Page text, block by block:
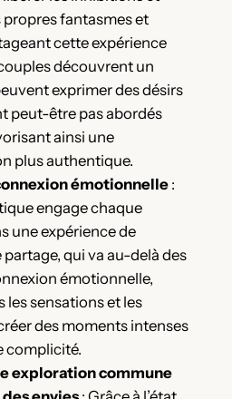
propres fantasmes et
cette expérience
découvrent un
exprimer des désirs
peut-être pas abordés
ainsi une
plus authentique.
émotionnelle:
engage chaque
une expérience de
partage, qui va au-delà des
émotionnelle,
les sensations et les
des moments intenses
complicité.
exploration commune